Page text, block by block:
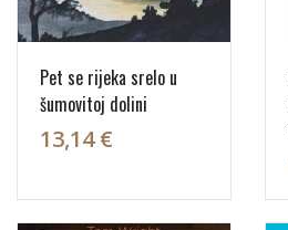
Pet se rijeka srelo u
šumovitoj dolini
13,14 €